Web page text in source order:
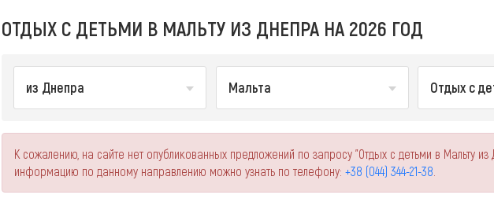
ОТДЫХ С ДЕТЬМИ В МАЛЬТУ ИЗ ДНЕПРА НА 2026 ГОД
из Днепра Мальта Отдых с
К сожалению, на сайте нет опубликованных предложений по запросу "Отдых с детьми в Мальту
информацию по данному направлению можно узнать по телефону: +38 (044) 344-21-38